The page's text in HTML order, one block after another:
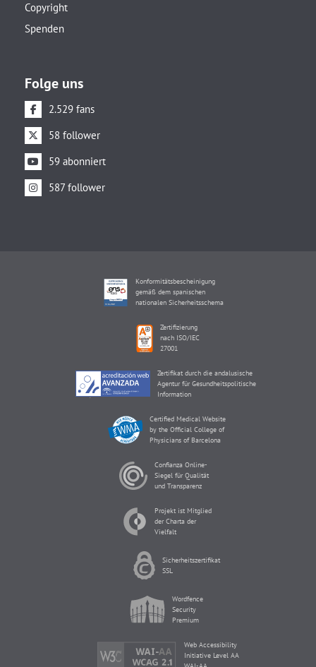
Copyright
Spenden
Folge uns
2.529 fans
58 follower
59 abonniert
587 follower
Konformitätsbescheinigung
gemäß dem spanischen
nationalen Sicherheitsschema
Zertifizierung
nach ISO/IEC
27001
Zertifikat durch die andalusische
Agentur für Gesundheitspolitische
Information
Certified Medical Website
by the Official College of
Physicians of Barcelona
Confianza Online-
Siegel für Qualität
und Transparenz
Projekt ist Mitglied
der Charta der
Vielfalt
Sicherheitszertifikat
SSL
Wordfence
Security
Premium
Web Accessibility
Initiative Level AA